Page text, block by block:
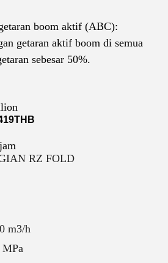
boom aktif (ABC):
getaran aktif boom di semua
sebesar 50%.
RZ FOLD
m3/h
MPa